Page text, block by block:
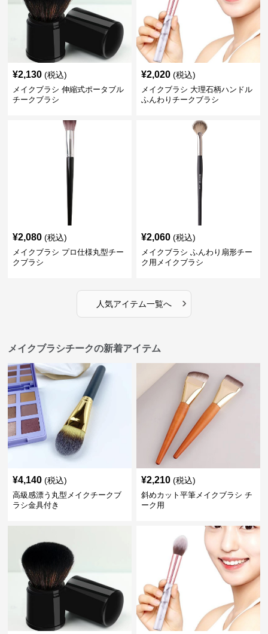
¥2,130 (税込)
メイクブラシ 伸縮式ポータブル
チークブラシ
¥2,020 (税込)
メイクブラシ 大理石柄ハンドル
ふんわりチークブラシ
¥2,080 (税込)
メイクブラシ プロ仕様丸型チー
クブラシ
¥2,060 (税込)
メイクブラシ ふんわり扇形チー
ク用メイクブラシ
人気アイテム一覧へ ›
メイクブラシチークの新着アイテム
¥4,140 (税込)
高級感漂う丸型メイクチークブ
ラシ金具付き
¥2,210 (税込)
斜めカット平筆メイクブラシ チ
ーク用